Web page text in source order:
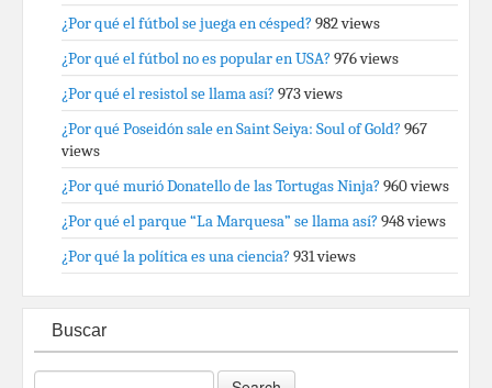
¿Por qué el fútbol se juega en césped? 982 views
¿Por qué el fútbol no es popular en USA? 976 views
¿Por qué el resistol se llama así? 973 views
¿Por qué Poseidón sale en Saint Seiya: Soul of Gold? 967
views
¿Por qué murió Donatello de las Tortugas Ninja? 960 views
¿Por qué el parque “La Marquesa” se llama así? 948 views
¿Por qué la política es una ciencia? 931 views
Buscar